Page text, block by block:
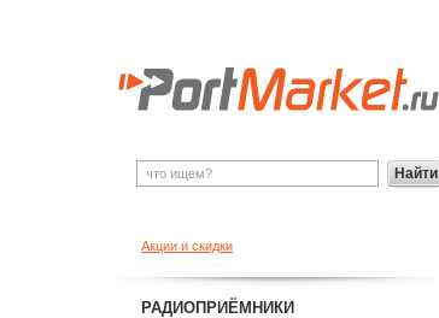
Акции и скидки
РАДИОПРИЁМНИКИ
Найти